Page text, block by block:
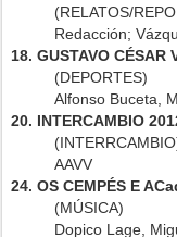
(RELATOS/
Redacción;
18. GUSTAVO CÉSAR
(DEPORTES)
Alfonso Buceta,
20. INTERCAMBIO
AAVV
24. OS CEMPÉS E
(MÚSICA)
Dopico Lage,